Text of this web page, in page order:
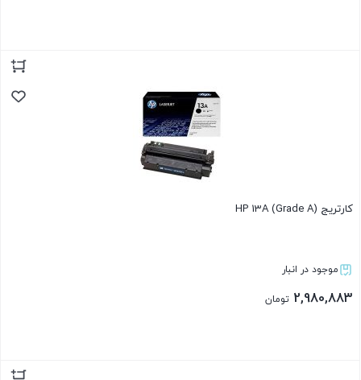
کارتریج HP 13A (Grade A)
موجود در انبار
2,980,883 تومان